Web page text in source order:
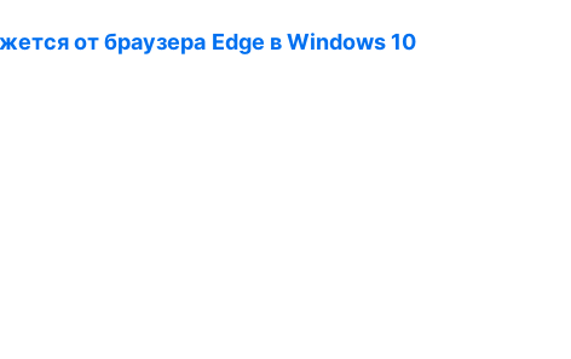
от браузера Edge в Windows 10